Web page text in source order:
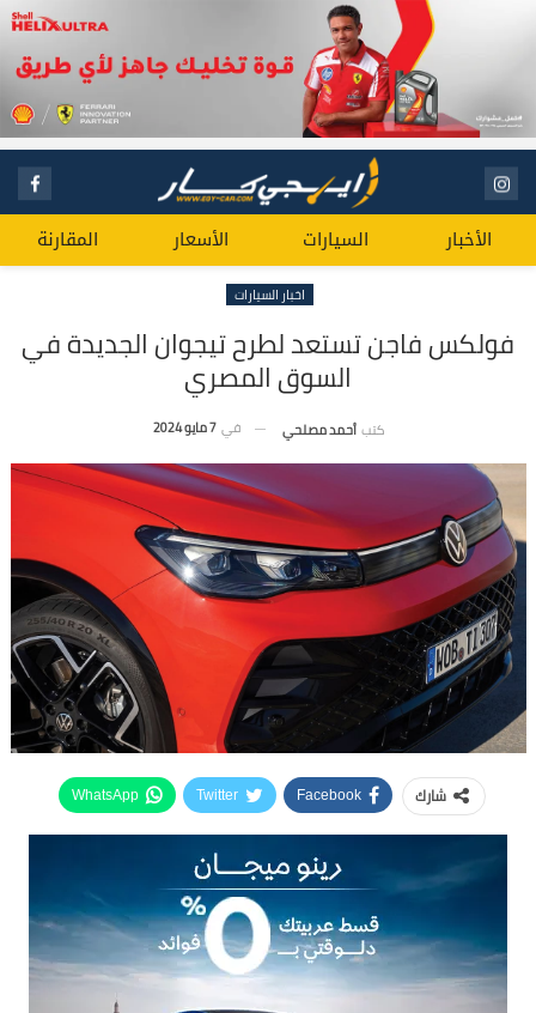
الأخبار السيارات الأسعار المقارنة
اخبار السيارات
فولكس فاجن تستعد لطرح تيجوان الجديدة في
السوق المصري
كتب أحمد مصلحي في 7 مايو 2024
شارك Facebook
Twitter
WhatsApp